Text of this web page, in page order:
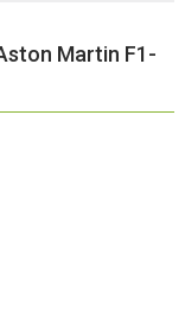
Martin F1-